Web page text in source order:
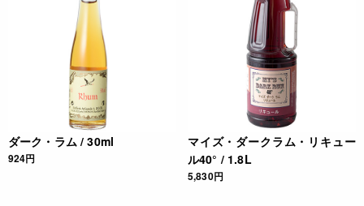
ダーク・ラム / 30ml
924円
マイズ・ダークラム・リキュー
ル40° / 1.8L
5,830円